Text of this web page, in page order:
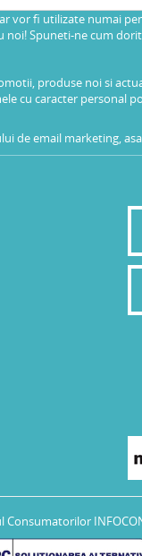
vor fi utilizate numai
Spuneti-ne cum
produse noi si
cu caracter personal
de email marketing,
Consumatorilor